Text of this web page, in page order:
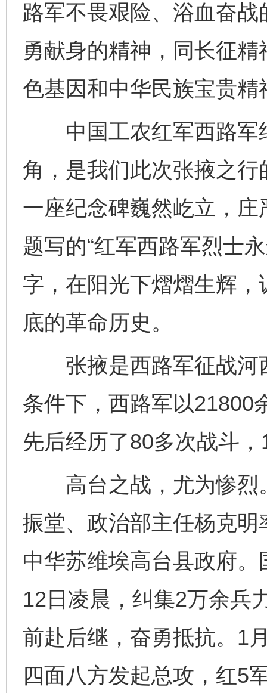
路军不畏艰险、浴血奋
勇献身的精神，同长征
色基因和中华民族宝贵精
中国工农红军西路军
角，是我们此次张掖之
一座纪念碑巍然屹立，
题写的“红军西路军烈士
字，在阳光下熠熠生辉
底的革命历史。
张掖是西路军征战河
条件下，西路军以21800
先后经历了80多次战斗
高台之战，尤为惨烈
振堂、政治部主任杨克
中华苏维埃高台县政府
12日凌晨，纠集2万余兵
前赴后继，奋勇抵抗。1
四面八方发起总攻，红5